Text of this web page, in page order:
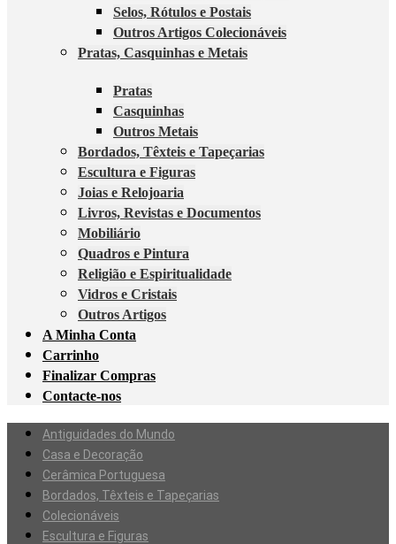
Selos, Rótulos e Postais
Outros Artigos Colecionáveis
Pratas, Casquinhas e Metais
Pratas
Casquinhas
Outros Metais
Bordados, Têxteis e Tapeçarias
Escultura e Figuras
Joias e Relojoaria
Livros, Revistas e Documentos
Mobiliário
Quadros e Pintura
Religião e Espiritualidade
Vidros e Cristais
Outros Artigos
A Minha Conta
Carrinho
Finalizar Compras
Contacte-nos
Antiguidades do Mundo
Casa e Decoração
Cerâmica Portuguesa
Bordados, Têxteis e Tapeçarias
Colecionáveis
Escultura e Figuras